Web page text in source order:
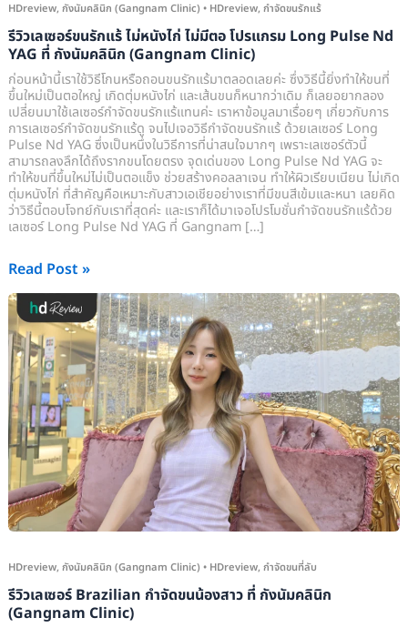
HDreview, กังนัมคลินิก (Gangnam Clinic) • HDreview, กำจัดขนรักแร้
รีวิวเลเซอร์ขนรักแร้ ไม่หนังไก่ ไม่มีตอ โปรแกรม Long Pulse Nd
YAG ที่ กังนัมคลินิก (Gangnam Clinic)
ก่อนหน้านี้เราใช้วิธีโกนหรือถอนขนรักแร้มาตลอดเลยค่ะ ซึ่งวิธีนี้ยิ่งทำให้ขนที่
ขึ้นใหม่เป็นตอใหญ่ เกิดตุ่มหนังไก่ และเส้นขนก็หนากว่าเดิม ก็เลยอยากลอง
เปลี่ยนมาใช้เลเซอร์กำจัดขนรักแร้แทนค่ะ เราหาข้อมูลมาเรื่อยๆ เกี่ยวกับการ
การเลเซอร์กำจัดขนรักแร้ดู จนไปเจอวิธีกำจัดขนรักแร้ ด้วยเลเซอร์ Long
Pulse Nd YAG ซึ่งเป็นหนึ่งในวิธีการที่น่าสนใจมากๆ เพราะเลเซอร์ตัวนี้
สามารถลงลึกได้ถึงรากขนโดยตรง จุดเด่นของ Long Pulse Nd YAG จะ
ทำให้ขนที่ขึ้นใหม่ไม่เป็นตอแข็ง ช่วยสร้างคอลลาเจน ทำให้ผิวเรียบเนียน ไม่เกิด
ตุ่มหนังไก่ ที่สำคัญคือเหมาะกับสาวเอเชียอย่างเราที่มีขนสีเข้มและหนา เลยคิด
ว่าวิธีนี้ตอบโจทย์กับเราที่สุดค่ะ และเราก็ได้มาเจอโปรโมชั่นกำจัดขนรักแร้ด้วย
เลเซอร์ Long Pulse Nd YAG ที่ Gangnam […]
Pulse
Nd
YAG
ที่
กัง
นัม
คลินิก
(Gangnam
Clinic)
Read Post »
HDreview, กังนัมคลินิก (Gangnam Clinic) • HDreview, กำจัดขนที่ลับ
รีวิวเลเซอร์ Brazilian กำจัดขนน้องสาว ที่ กังนัมคลินิก
(Gangnam Clinic)
รีวิว
เลเซอร์
Brazilian
กำจัด
ขน
น้อง
สาว
กัง
นัม
(Gangnam
Clinic)